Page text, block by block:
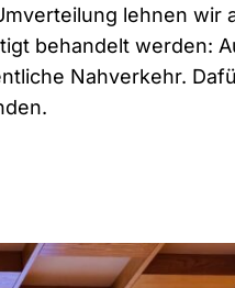
lehnen wir
behandelt werden:
Nahverkehr.